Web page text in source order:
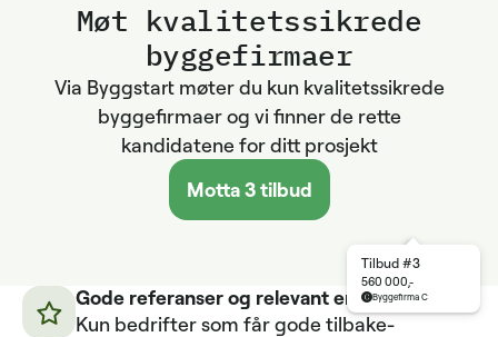
Møt kvalitets­sikrede
byggefirmaer
Via Byggstart møter du kun kvalitetssikrede
byggefirmaer og vi finner de rette
kandidatene for ditt prosjekt
Motta 3 tilbud
Tilbud #3
560 000,-
Byggefirma C
Gode referanser og relevant erfaring
Kun bedrifter som får gode tilbake­